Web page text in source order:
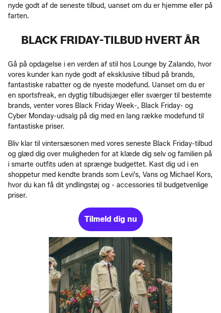
nyde godt af de seneste tilbud, uanset om du er hjemme eller på
farten.
BLACK FRIDAY-TILBUD HVERT ÅR
Gå på opdagelse i en verden af stil hos Lounge by Zalando, hvor
vores kunder kan nyde godt af eksklusive tilbud på brands,
fantastiske rabatter og de nyeste modefund. Uanset om du er
en sportsfreak, en dygtig tilbudsjæger eller sværger til bestemte
brands, venter vores Black Friday Week-, Black Friday- og
Cyber Monday-udsalg på dig med en lang række modefund til
fantastiske priser.
Bliv klar til vintersæsonen med vores seneste Black Friday-tilbud
og glæd dig over muligheden for at klæde dig selv og familien på
i smarte outfits uden at sprænge budgettet. Kast dig ud i en
shoppetur med kendte brands som Levi's, Vans og Michael Kors,
hvor du kan få dit yndlingstøj og - accessories til budgetvenlige
priser.
Tilmeld dig nu